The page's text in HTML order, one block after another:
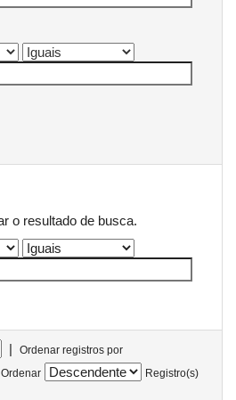
o resultado de busca.
|
Ordenar registros por
Ordenar
Registro(s)